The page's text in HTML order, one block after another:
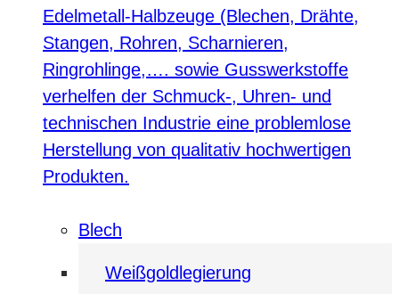
Edelmetall-Halbzeuge (Blechen, Drähte,
Stangen, Rohren, Scharnieren,
Ringrohlinge,…. sowie Gusswerkstoffe
verhelfen der Schmuck-, Uhren- und
technischen Industrie eine problemlose
Herstellung von qualitativ hochwertigen
Produkten.
Blech
Weißgoldlegierung